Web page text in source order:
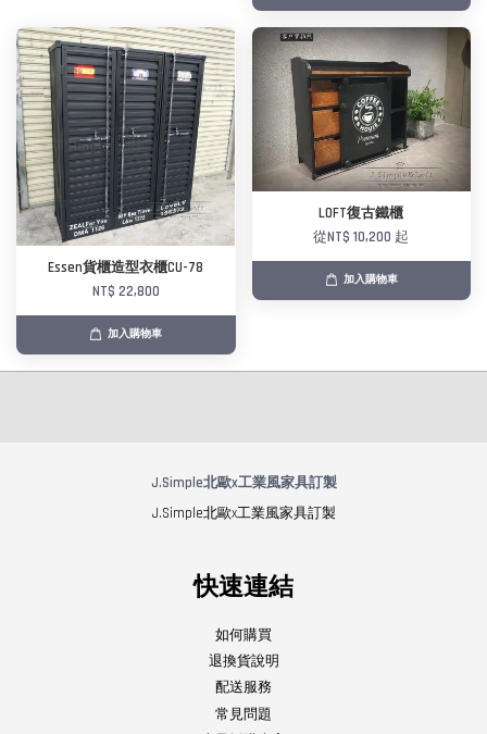
Essen貨櫃造型衣櫃CU-78
NT$ 22,800
加入購物車
LOFT復古鐵櫃
從NT$ 10,200 起
加入購物車
J.Simple北歐x工業風家具訂製
J.Simple北歐x工業風家具訂製
快速連結
如何購買
退換貨說明
配送服務
常見問題